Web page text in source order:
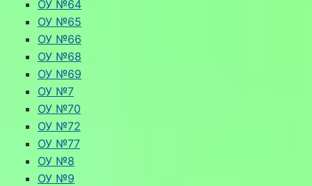
ОУ №64
ОУ №65
ОУ №66
ОУ №68
ОУ №69
ОУ №7
ОУ №70
ОУ №72
ОУ №77
ОУ №8
ОУ №9